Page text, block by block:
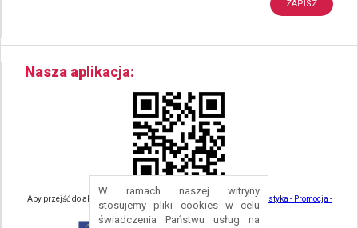
W ramach naszej witryny
stosujemy pliki cookies w celu
świadczenia Państwu usług na
Nasza aplikacja
Aby przejść do aktualności związanych z turystyką - kliknij tu:
Turystyka - Promocja -
Strefa Turysty - Gmina Nowa Ruda